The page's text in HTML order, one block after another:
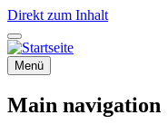
Direkt zum Inhalt
Menü
Main navigation